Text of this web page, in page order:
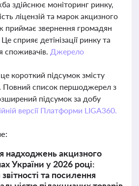
здійснює моніторинг ринку,
ліцензій та марок акцизного
приймає звернення громадян
сприяє детінізації ринку та
споживачів. Джерело
короткий підсумок змісту
Повний список першоджерел з
підсумок за добу
версії Платформи LIGA360.
надходжень акцизного
України у 2026 році:
та посилення